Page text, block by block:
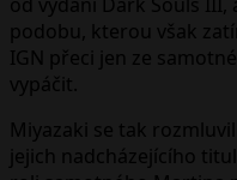
podobu, kterou však
IGN přeci jen ze
vypáčit.
Miyazaki se tak
jejich nadcházejícího